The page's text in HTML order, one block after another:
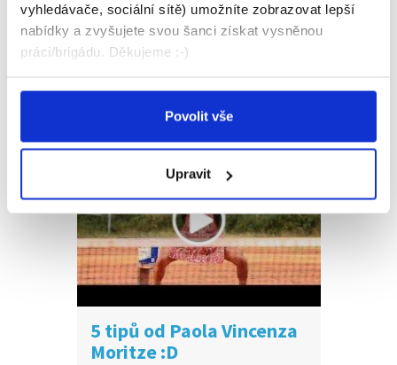
vyhledávače, sociální sítě) umožníte zobrazovat lepší
nabídky a zvyšujete svou šanci získat vysněnou
práci/brigádu. Děkujeme :-)
Povolit vše
Upravit
Náročná práce zvukaře.
pohodě
5 tipů od Paola Vincenza
Moritze :D